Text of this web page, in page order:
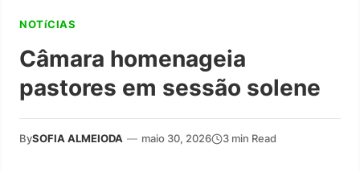
NOTíCIAS
Câmara homenageia
pastores em sessão solene
BySOFIA ALMEIODA — maio 30, 2026 3 min Read